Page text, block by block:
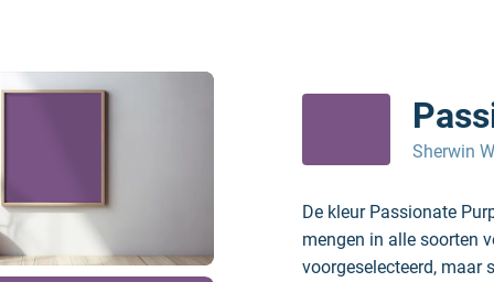
Sherwin
De kleur Passionate
mengen in alle soorten
voorgeselecteerd, maar